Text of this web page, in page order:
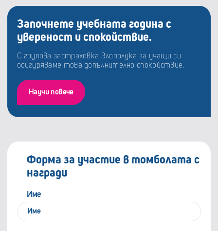
Започнете учебната година с
увереност и спокойствие.
С групова застраховка Злополука за учащи си
осигуряваме това допълнително спокойствие.
Научи повече
Форма за участие в томболата с
награди
Име